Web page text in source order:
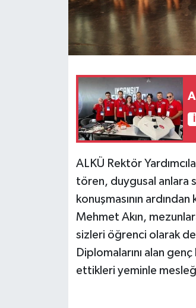
ALKÜ Rektör
tören, duygusal anlara
konuşmasının
Mehmet Akın,
sizleri öğrenci olarak
Diplomalarını alan
ettikleri yeminle